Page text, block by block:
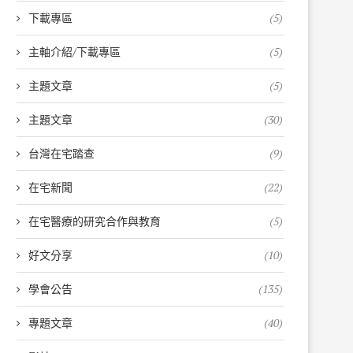
下載專區 (5)
主軸介紹/下載專區 (5)
主題文章 (5)
主題文章 (30)
台灣在宅踏查 (9)
在宅新聞 (22)
在宅醫療的研究合作與教育 (5)
好文分享 (10)
學會公告 (135)
專題文章 (40)